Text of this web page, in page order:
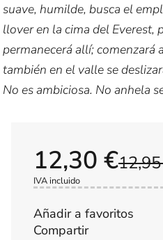
suave, humilde, busca el
llover en la cima del Everest,
permanecerá allí; comenzará
también en el valle se
No es ambiciosa. No anhela
12,30 €
IVA incluido
Añadir a favoritos
Compartir